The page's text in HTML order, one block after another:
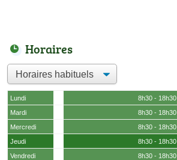
Horaires
Lundi
8h30 - 18h30
Mardi
8h30 - 18h30
Mercredi
8h30 - 18h30
Jeudi
8h30 - 18h30
Vendredi
8h30 - 18h30